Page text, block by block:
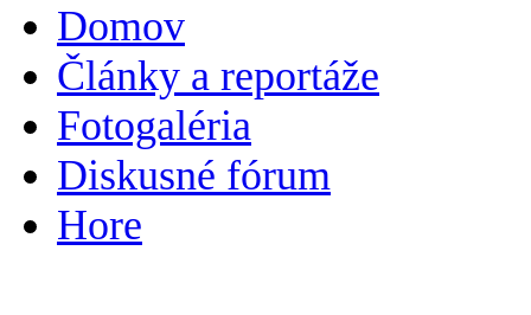
Domov
Články a reportáže
Fotogaléria
Diskusné fórum
Hore